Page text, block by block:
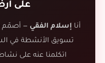
على
أنا إسلام الفقي — أصمّم
تسويق الأنشطة في
اتكلمنا عنه على